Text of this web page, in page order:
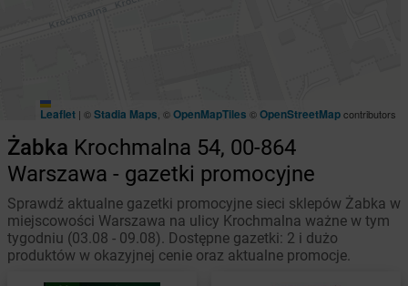
Leaflet | ©Stadia Maps , ©OpenMapTiles ©OpenStreetMapcontributors
Żabka Krochmalna 54, 00-864
Warszawa - gazetki promocyjne
Sprawdź aktualne gazetki promocyjne sieci sklepów Żabka w
miejscowości Warszawa na ulicy Krochmalna ważne w tym
tygodniu (03.08 - 09.08). Dostępne gazetki: 2 i dużo
produktów w okazyjnej cenie oraz aktualne promocje.